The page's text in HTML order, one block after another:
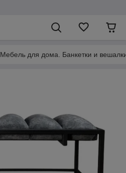
Мебель для дома. Банкетки и